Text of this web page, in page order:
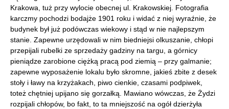
Krakowa, tuż przy wylocie obecnej ul. Krakowskiej. Fotografia
karczmy pochodzi bodajże 1901 roku i widać z niej wyraźnie, że
budynek był już podówczas wiekowy i stąd w nie najlepszym
stanie. Zapewne urzędowali w nim biedniejsi olkuszanie, chłopi
przepijali rubelki ze sprzedaży gadziny na targu, a górnicy
pieniądze zarobione ciężką pracą pod ziemią – przy galmanie;
zapewne wyposażenie lokalu było skromne, jakieś zbite z desek
stoły i ławy na krzyżakach, piwo cienkie, czasami podpiwek,
toteż chętniej upijano się gorzałką. Mawiano wówczas, że Żydzi
rozpijali chłopów, bo fakt, to ta mniejszość na ogół dzierżyła